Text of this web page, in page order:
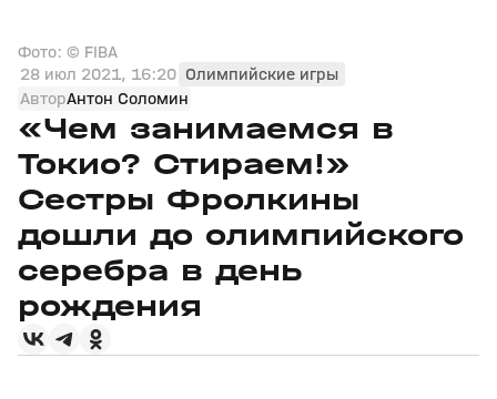
Фото: © FIBA
28 июл 2021, 16:20 Олимпийские игры
АвторАнтон Соломин
«Чем занимаемся в
Токио? Стираем!»
Сестры Фролкины
дошли до олимпийского
серебра в день
рождения